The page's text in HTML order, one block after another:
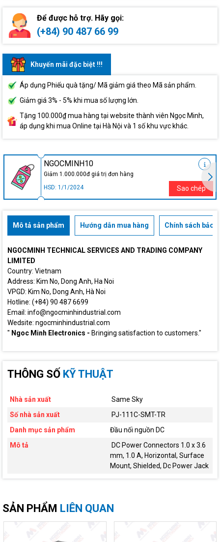
Để được hỗ trợ. Hãy gọi:
(+84) 90 487 66 99
Khuyến mãi đặc biệt !!!
Áp dụng Phiếu quà tặng/ Mã giảm giá theo Mã sản phẩm.
Giảm giá 3% - 5% khi mua số lượng lớn.
Tặng 100.000₫ mua hàng tại website thành viên Ngọc Minh,
áp dụng khi mua Online tại Hà Nội và 1 số khu vực khác.
NGOCMINH10
Giảm 1.000.000đ giá trị đơn hàng
HSD: 1/1/2024
Sao chép
Mô tả sản phẩm Hướng dẫn mua hàng Chính sách bảo
NGOCMINH TECHNICAL SERVICES AND TRADING COMPANY
LIMITED
Country: Vietnam
Address: Kim No, Dong Anh, Ha Noi
VPGD: Kim No, Dong Anh, Hà Noi
Hotline: (+84) 90 487 6699
Email: info@ngocminhindustrial.com
Wedsite: ngocminhindustrial.com
" Ngoc Minh Electronics - Bringing satisfaction to customers."
THÔNG SỐ KỸ THUẬT
Nhà sản xuất
Same Sky
Số nhà sản xuất
PJ-111C-SMT-TR
Danh mục sản phẩm
Đầu nối nguồn DC
Mô tả
DC Power Connectors 1.0 x 3.6
mm, 1.0 A, Horizontal, Surface
Mount, Shielded, Dc Power Jack
SẢN PHẨM LIÊN QUAN